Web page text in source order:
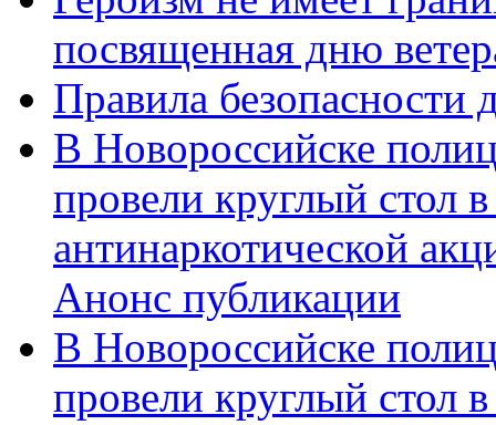
посвященная дню
Правила безопасности
В Новороссийске
провели круглый стол
антинаркотической
Анонс публикации
В Новороссийске
провели круглый стол